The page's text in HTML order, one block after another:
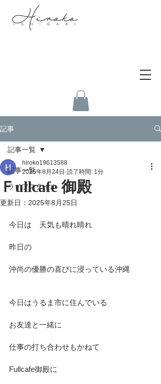
記事
記事一覧
ライフスタイル
記事一覧
Ｆullcafe 御殿
hiroko19613588
2025年8月24日 読了時間: 1分
更新日： 2025年8月25日
今日は　天気も晴れ晴れ
昨日の
沖尚の優勝の喜びに浸っている沖縄
今日はうるま市に住んでいる
お友達と一緒に
仕事の打ち合わせもかねて
Fullcafe御殿に